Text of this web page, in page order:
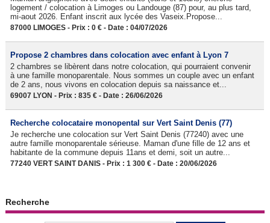
logement / colocation à Limoges ou Landouge (87) pour, au plus tard,
mi-aout 2026. Enfant inscrit aux lycée des Vaseix.Propose...
87000 LIMOGES - Prix : 0 € - Date : 04/07/2026
Propose 2 chambres dans colocation avec enfant à Lyon 7
2 chambres se libèrent dans notre colocation, qui pourraient convenir
à une famille monoparentale. Nous sommes un couple avec un enfant
de 2 ans, nous vivons en colocation depuis sa naissance et...
69007 LYON - Prix : 835 € - Date : 26/06/2026
Recherche colocataire monopental sur Vert Saint Denis (77)
Je recherche une colocation sur Vert Saint Denis (77240) avec une
autre famille monoparentale sérieuse. Maman d'une fille de 12 ans et
habitante de la commune depuis 11ans et demi, soit un autre...
77240 VERT SAINT DANIS - Prix : 1 300 € - Date : 20/06/2026
Recherche